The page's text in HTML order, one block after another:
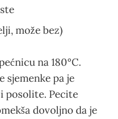
može bez)
na 180°C.
sjemenke pa je
posolite. Pecite
dovoljno da je